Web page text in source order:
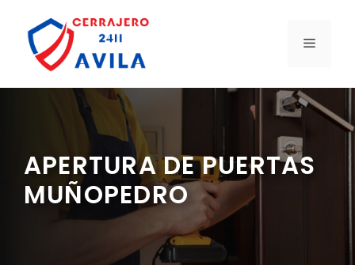
contenido
MENÚ
APERTURA DE PUERTAS
MUÑOPEDRO